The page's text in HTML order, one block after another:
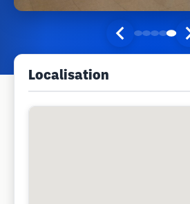
Localisation